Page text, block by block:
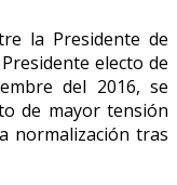
la Presidente de
electo de
del 2016, se
de mayor tensión
normalización tras